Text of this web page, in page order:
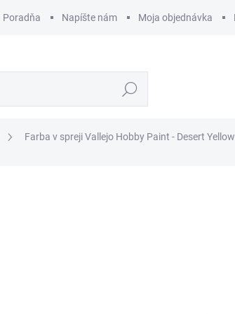
Poradňa Napíšte nám Moja objednávka
Hľadať
Farba v spreji Vallejo Hobby Paint - Desert